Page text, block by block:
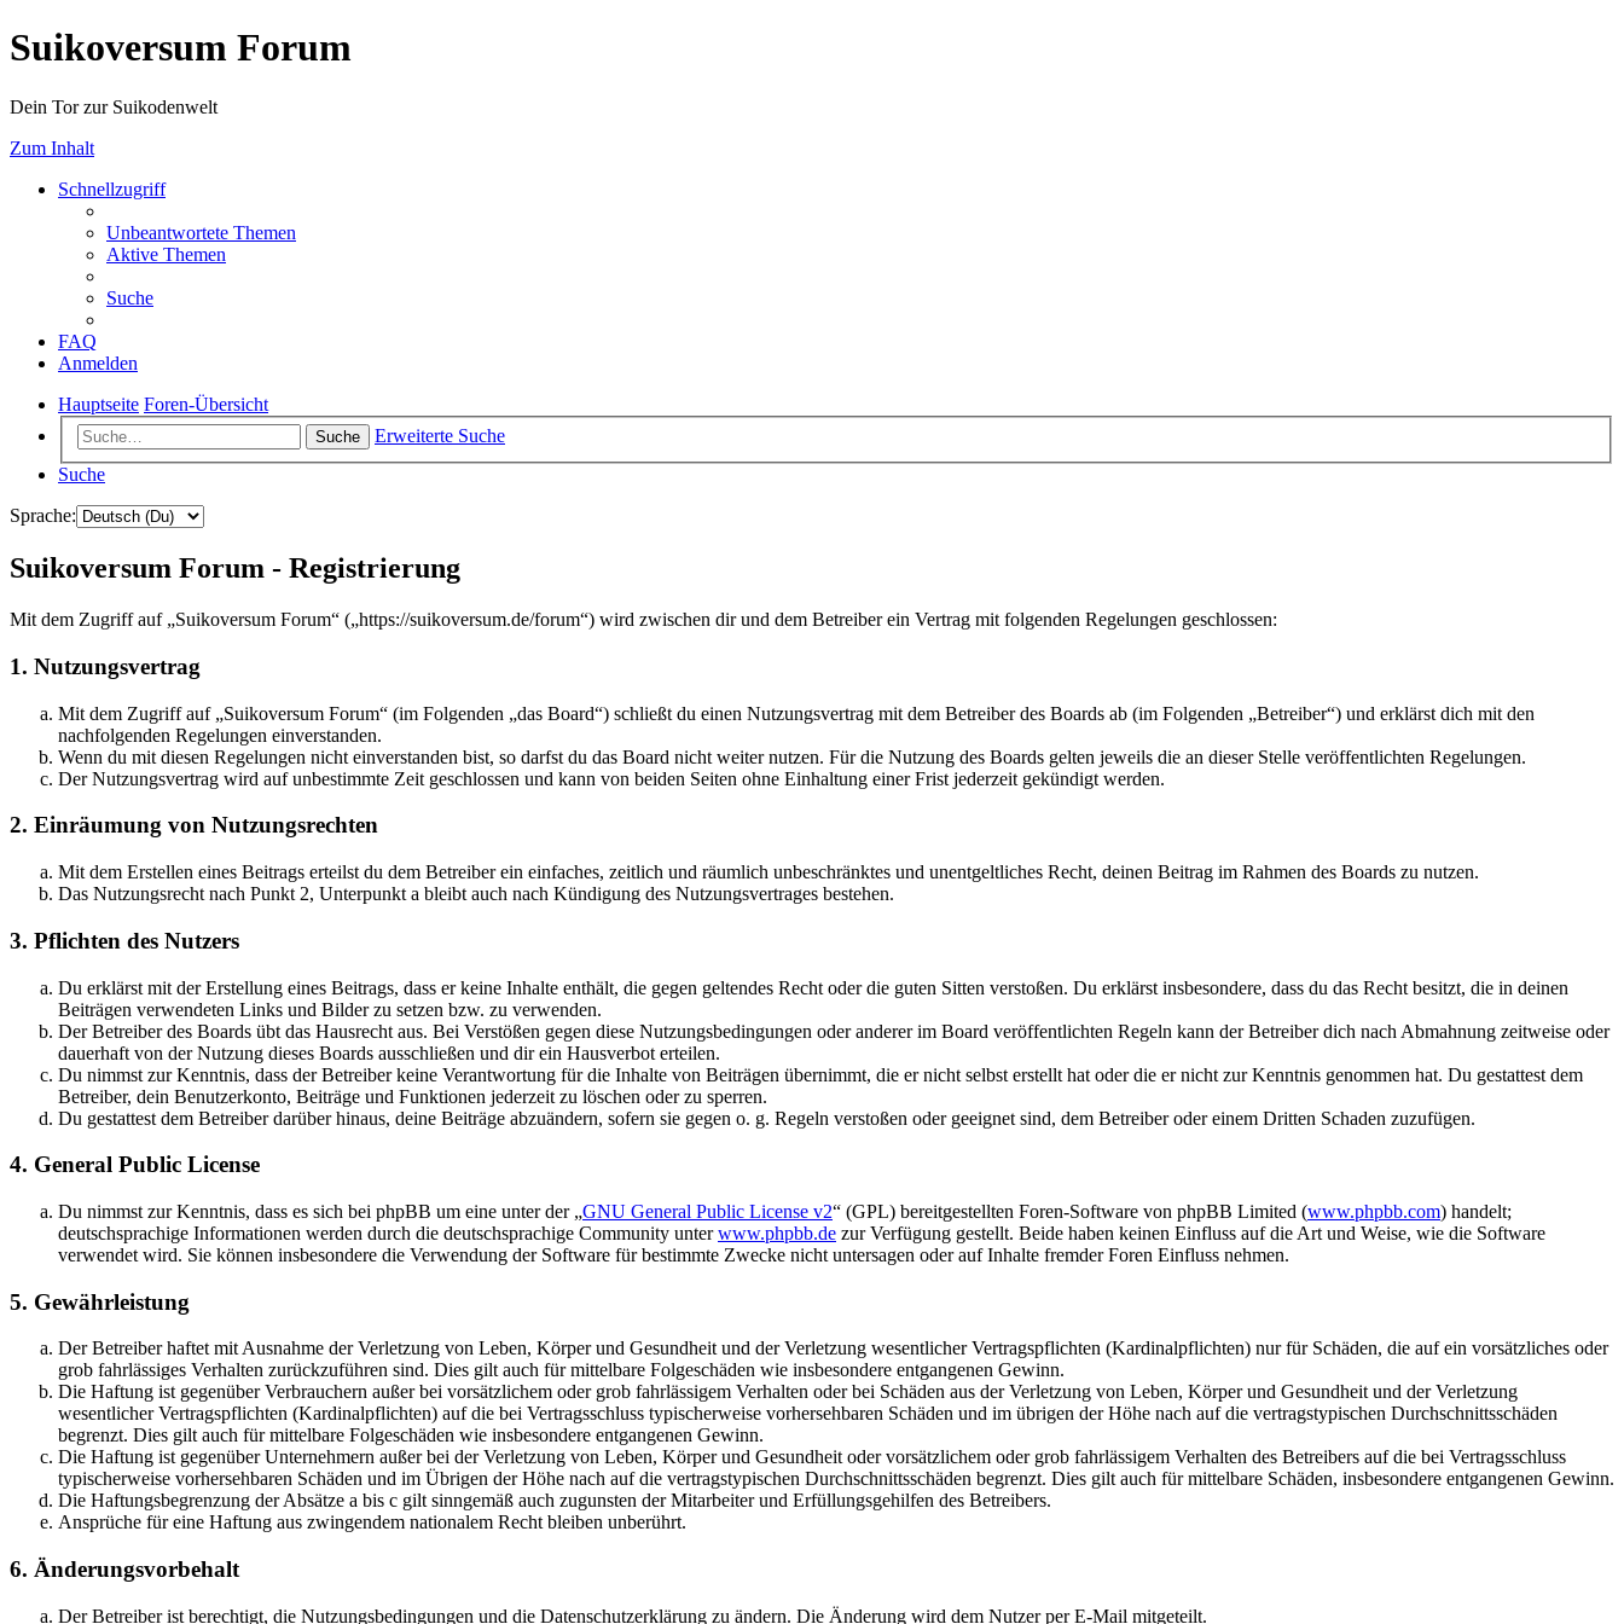
Suikoversum Forum
Dein Tor zur Suikodenwelt
Zum Inhalt
Schnellzugriff
Unbeantwortete Themen
Aktive Themen
Suche
FAQ
Anmelden
Hauptseite Foren-Übersicht
Suche
Erweiterte Suche
Suche
Sprache:
Suikoversum Forum - Registrierung
Mit dem Zugriff auf „Suikoversum Forum“ („https://suikoversum.de/forum“) wird zwischen dir und dem Betreiber ein Vertrag mit folgenden Regelungen geschlossen:
1. Nutzungsvertrag
Mit dem Zugriff auf „Suikoversum Forum“ (im Folgenden „das Board“) schließt du einen Nutzungsvertrag mit dem Betreiber des Boards ab (im Folgenden „Betreiber“) und erklärst dich mit den
nachfolgenden Regelungen einverstanden.
Wenn du mit diesen Regelungen nicht einverstanden bist, so darfst du das Board nicht weiter nutzen. Für die Nutzung des Boards gelten jeweils die an dieser Stelle veröffentlichten Regelungen.
Der Nutzungsvertrag wird auf unbestimmte Zeit geschlossen und kann von beiden Seiten ohne Einhaltung einer Frist jederzeit gekündigt werden.
2. Einräumung von Nutzungsrechten
Mit dem Erstellen eines Beitrags erteilst du dem Betreiber ein einfaches, zeitlich und räumlich unbeschränktes und unentgeltliches Recht, deinen Beitrag im Rahmen des Boards zu nutzen.
Das Nutzungsrecht nach Punkt 2, Unterpunkt a bleibt auch nach Kündigung des Nutzungsvertrages bestehen.
3. Pflichten des Nutzers
Du erklärst mit der Erstellung eines Beitrags, dass er keine Inhalte enthält, die gegen geltendes Recht oder die guten Sitten verstoßen. Du erklärst insbesondere, dass du das Recht besitzt, die in deinen
Beiträgen verwendeten Links und Bilder zu setzen bzw. zu verwenden.
Der Betreiber des Boards übt das Hausrecht aus. Bei Verstößen gegen diese Nutzungsbedingungen oder anderer im Board veröffentlichten Regeln kann der Betreiber dich nach Abmahnung zeitweise oder
dauerhaft von der Nutzung dieses Boards ausschließen und dir ein Hausverbot erteilen.
Du nimmst zur Kenntnis, dass der Betreiber keine Verantwortung für die Inhalte von Beiträgen übernimmt, die er nicht selbst erstellt hat oder die er nicht zur Kenntnis genommen hat. Du gestattest dem
Betreiber, dein Benutzerkonto, Beiträge und Funktionen jederzeit zu löschen oder zu sperren.
Du gestattest dem Betreiber darüber hinaus, deine Beiträge abzuändern, sofern sie gegen o. g. Regeln verstoßen oder geeignet sind, dem Betreiber oder einem Dritten Schaden zuzufügen.
4. General Public License
Du nimmst zur Kenntnis, dass es sich bei phpBB um eine unter der „GNU General Public License v2“ (GPL) bereitgestellten Foren-Software von phpBB Limited (www.phpbb.com) handelt;
deutschsprachige Informationen werden durch die deutschsprachige Community unterwww.phpbb.de zur Verfügung gestellt. Beide haben keinen Einfluss auf die Art und Weise, wie die Software
verwendet wird. Sie können insbesondere die Verwendung der Software für bestimmte Zwecke nicht untersagen oder auf Inhalte fremder Foren Einfluss nehmen.
5. Gewährleistung
Der Betreiber haftet mit Ausnahme der Verletzung von Leben, Körper und Gesundheit und der Verletzung wesentlicher Vertragspflichten (Kardinalpflichten) nur für Schäden, die auf ein vorsätzliches oder
grob fahrlässiges Verhalten zurückzuführen sind. Dies gilt auch für mittelbare Folgeschäden wie insbesondere entgangenen Gewinn.
Die Haftung ist gegenüber Verbrauchern außer bei vorsätzlichem oder grob fahrlässigem Verhalten oder bei Schäden aus der Verletzung von Leben, Körper und Gesundheit und der Verletzung
wesentlicher Vertragspflichten (Kardinalpflichten) auf die bei Vertragsschluss typischerweise vorhersehbaren Schäden und im übrigen der Höhe nach auf die vertragstypischen Durchschnittsschäden
begrenzt. Dies gilt auch für mittelbare Folgeschäden wie insbesondere entgangenen Gewinn.
Die Haftung ist gegenüber Unternehmern außer bei der Verletzung von Leben, Körper und Gesundheit oder vorsätzlichem oder grob fahrlässigem Verhalten des Betreibers auf die bei Vertragsschluss
typischerweise vorhersehbaren Schäden und im Übrigen der Höhe nach auf die vertragstypischen Durchschnittsschäden begrenzt. Dies gilt auch für mittelbare Schäden, insbesondere entgangenen Gewinn.
Die Haftungsbegrenzung der Absätze a bis c gilt sinngemäß auch zugunsten der Mitarbeiter und Erfüllungsgehilfen des Betreibers.
Ansprüche für eine Haftung aus zwingendem nationalem Recht bleiben unberührt.
6. Änderungsvorbehalt
Der Betreiber ist berechtigt, die Nutzungsbedingungen und die Datenschutzerklärung zu ändern. Die Änderung wird dem Nutzer per E-Mail mitgeteilt.